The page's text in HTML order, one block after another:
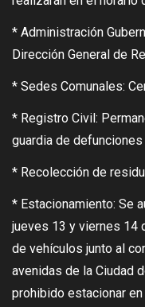
* Administración
Dirección General de
* Sedes Comunales:
* Registro Civil:
guardia de
* Recolección de
* Estacionamiento: Se
jueves 13 y viernes 14
de vehículos junto al
avenidas de la Ciudad
prohibido estacionar